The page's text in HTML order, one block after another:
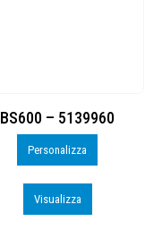
BS600 – 5139960
Personalizza
Visualizza